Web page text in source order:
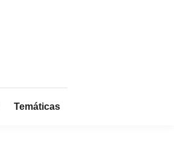
Temáticas